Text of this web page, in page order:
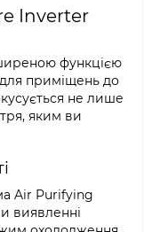
Inverter
функцією
приміщень до
не лише
яким ви
Air Purifying
виявленні